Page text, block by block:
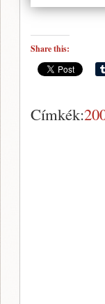
Share this:
Címkék: